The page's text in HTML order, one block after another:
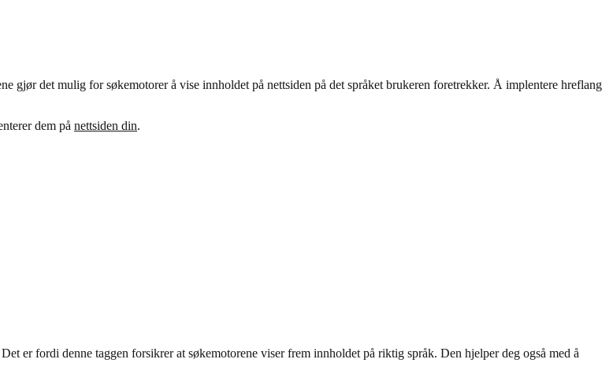
det mulig for søkemotorer å vise innholdet på nettsiden på det språket brukeren foretrekker. Å implentere hreflang
dem på nettsiden din.
er fordi denne taggen forsikrer at søkemotorene viser frem innholdet på riktig språk. Den hjelper deg også med å